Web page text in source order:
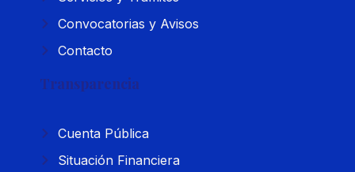
Convocatorias y Avisos
Contacto
Transparencia
Cuenta Pública
Situación Financiera